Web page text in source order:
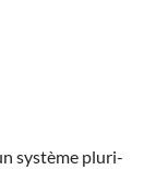
système pluri-